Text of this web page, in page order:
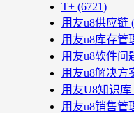
T+ (6721)
用友u8供应链
用友u8库存管
用友u8软件问
用友u8解决方
用友U8知识库
用友u8销售管